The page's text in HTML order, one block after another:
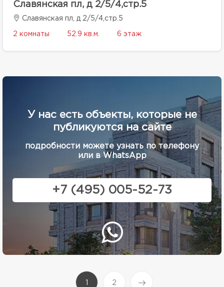
Славянская пл, д 2/5/4,стр.5
Славянская пл, д 2/5/4,стр.5
2 комнаты 52.9 кв.м. 6 этаж
У нас есть объекты, которые не
публикуются на сайте
подробности можете узнать по телефону
или в WhatsApp
+7 (495) 005-52-73
(current)
2